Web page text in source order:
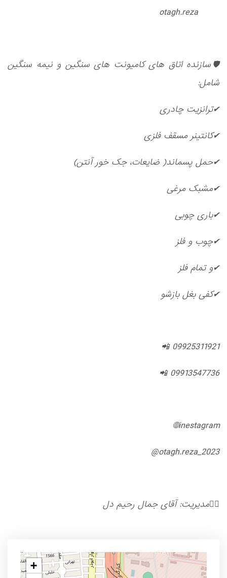
🛡سازنده اتاق های کامیونت های سنگین و نیمه سنگین
شامل:
✔ترانزیت چادری
✔کانتینر مسقف فلزی
✔حمل پسماند( ضایعات، جک خور آنتن)
✔مشبک مرغی
✔باری چوبی
✔چوب و فلز
✔و تمام فلز
✔کفی بغل بازشو
09925311921 📲
09913547736 📲
inestagram🌐
otagh.reza_2023@
🤵‍♂️مدیریت: آقای جمال رحیم دل
+